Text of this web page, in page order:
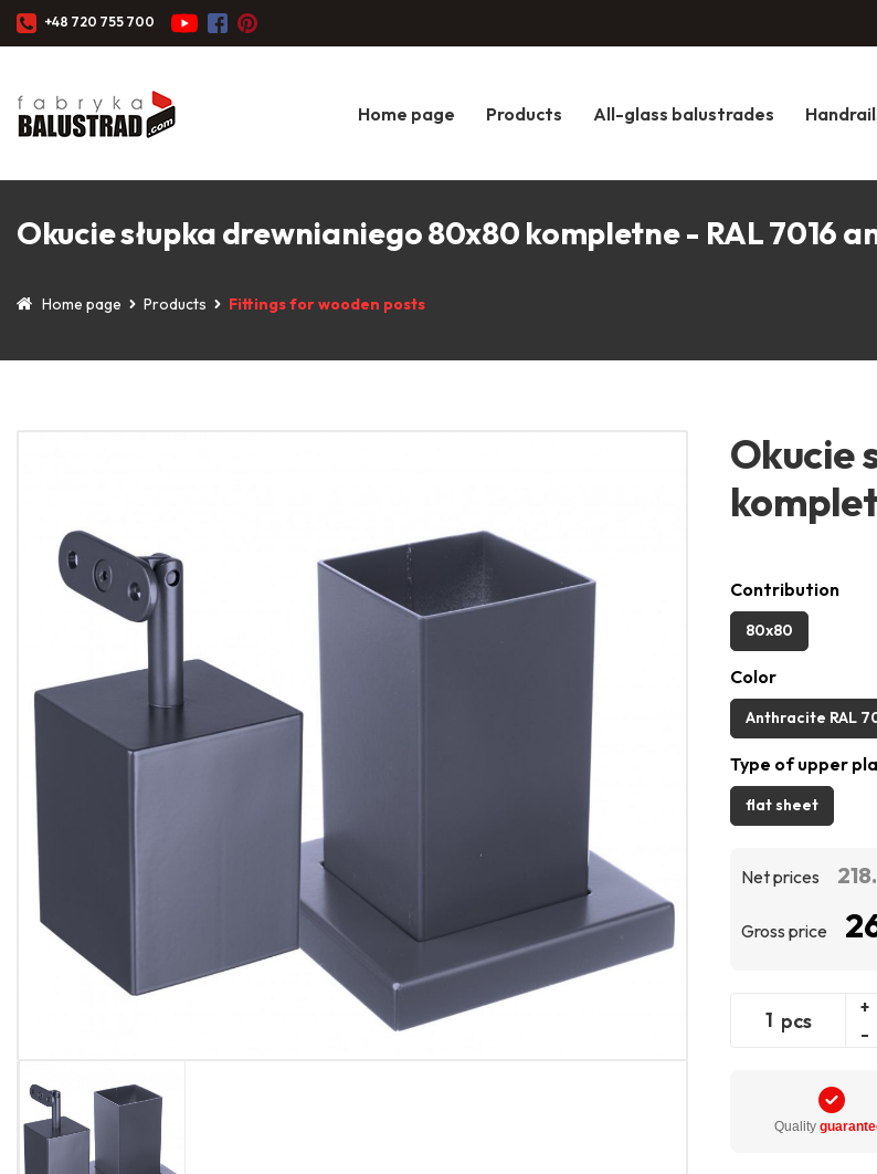
+48 720 755 700
Home page Products All-glass balustrades
Okucie słupka drewnianiego 80x80 kompletne - RAL 7016
Home page Products Fittings for wooden posts
Okucie
Contribution
80x80
Color
Anthracite RAL
Type of upper
flat sheet
Net prices
Gross price
pcs
+
-
Quality